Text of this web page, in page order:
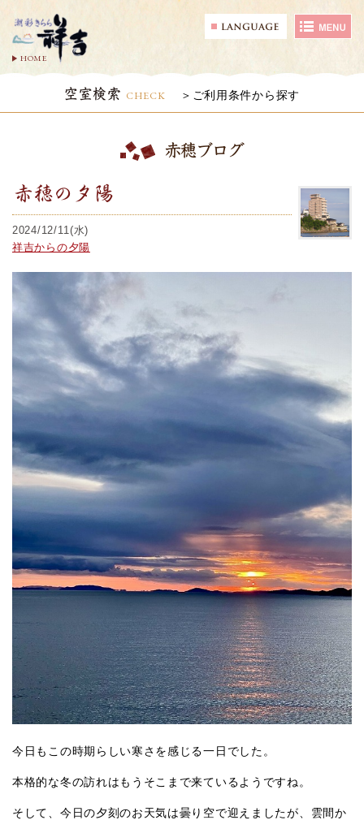
HOME
空室検索 CHECK ご利用条件から探す
赤穂ブログ
赤穂の夕陽
2024/12/11(水)
祥吉からの夕陽
今日もこの時期らしい寒さを感じる一日でした。
本格的な冬の訪れはもうそこまで来ているようですね。
そして、今日の夕刻のお天気は曇り空で迎えましたが、雲間か